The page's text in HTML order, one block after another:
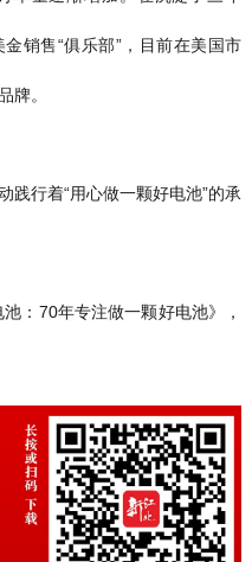
销售“俱乐部”，目前在美国市
牌。
践行着“用心做一颗好电池”的承
：70年专注做一颗好电池》，